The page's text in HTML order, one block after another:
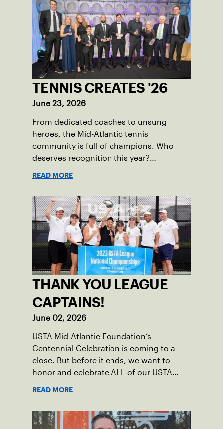
TENNIS CREATES '26
June 23, 2026
From dedicated coaches to unsung
heroes, the Mid-Atlantic tennis
community is full of champions. Who
deserves recognition this year?
READ MORE
THANK YOU LEAGUE
CAPTAINS!
June 02, 2026
USTA Mid-Atlantic Foundation’s
Centennial Celebration is coming to a
close. But before it ends, we want to
honor and celebrate ALL of our USTA
community among adult players, but they
READ MORE